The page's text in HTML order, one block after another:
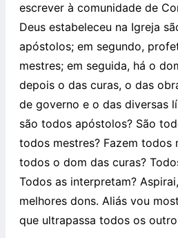
escrever à comunidade de
Deus estabeleceu na Igreja
apóstolos; em segundo,
mestres; em seguida, há o
depois o das curas, o das
de governo e o das diversas
são todos apóstolos? São
todos mestres? Fazem todos
todos o dom das curas?
Todos as interpretam?
melhores dons. Aliás vou
que ultrapassa todos os